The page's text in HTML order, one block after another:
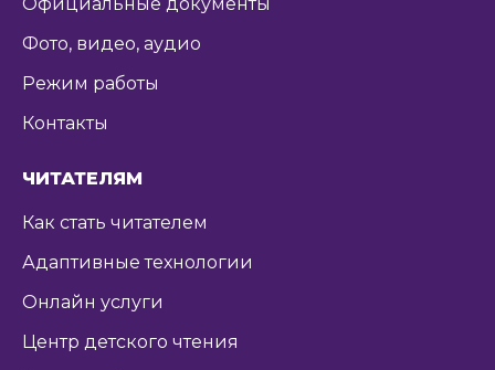
Фото, видео, аудио
Режим работы
Контакты
ЧИТАТЕЛЯМ
Как стать читателем
Адаптивные технологии
Онлайн услуги
Центр детского чтения